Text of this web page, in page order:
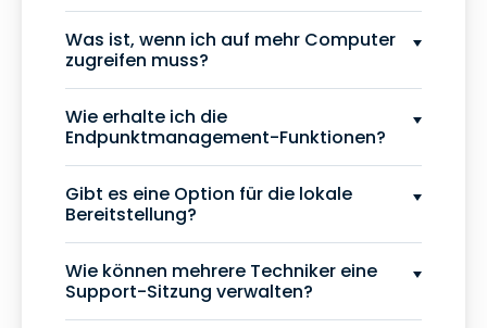
Was ist, wenn ich auf mehr Computer
zugreifen muss?
Wie erhalte ich die
Endpunktmanagement-Funktionen?
Gibt es eine Option für die lokale
Bereitstellung?
Wie können mehrere Techniker eine
Support-Sitzung verwalten?